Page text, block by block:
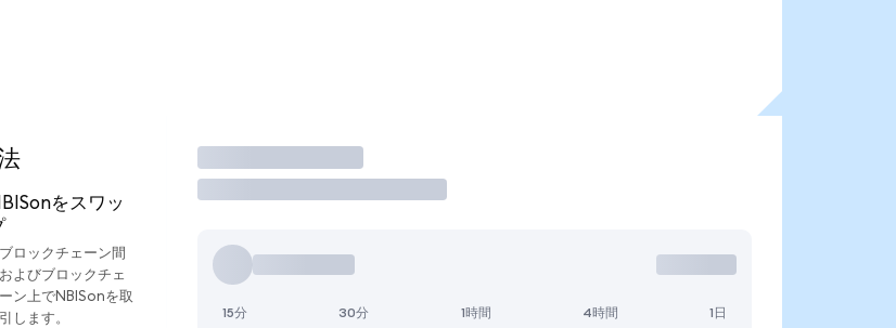
をスワッ
ブロックチェーン間
およびブロックチェ
ーン上でNBISonを取
引します。
取引
15分 30分 1時間 4時間 1日